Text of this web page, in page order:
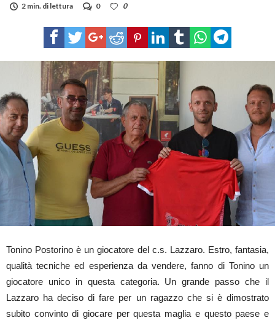
2 min. di lettura
0 0
Tonino Postorino è un giocatore del c.s. Lazzaro. Estro, fantasia,
qualità tecniche ed esperienza da vendere, fanno di Tonino un
giocatore unico in questa categoria. Un grande passo che il
Lazzaro ha deciso di fare per un ragazzo che si è dimostrato
subito convinto di giocare per questa maglia e questo paese e